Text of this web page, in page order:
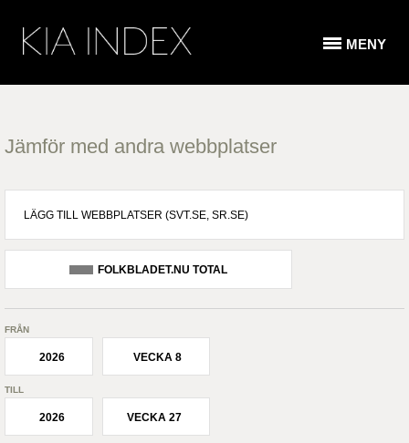
MENY
Jämför med andra webbplatser
FOLKBLADET.NU TOTAL
FRÅN
2026 VECKA 8
TILL
2026 VECKA 27